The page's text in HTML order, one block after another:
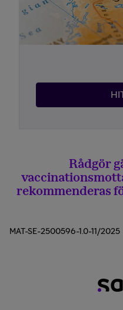
Rådgör
rekommenderas
MAT-SE-2500596-1.0-11/2025